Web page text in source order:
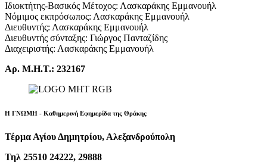
Ιδιοκτήτης-Βασικός Μέτοχος: Λασκαράκης Εμμανουήλ
Νόμιμος εκπρόσωπος: Λασκαράκης Εμμανουήλ
Διευθυντής: Λασκαράκης Εμμανουήλ
Διευθυντής σύνταξης: Γιώργος Πανταζίδης
Διαχειριστής: Λασκαράκης Εμμανουήλ
Αρ. Μ.Η.Τ.: 232167
Η ΓΝΩΜΗ - Καθημερινή Εφημερίδα της Θράκης
Τέρμα Αγίου Δημητρίου, Αλεξανδρούπολη
Τηλ 25510 24222, 29888